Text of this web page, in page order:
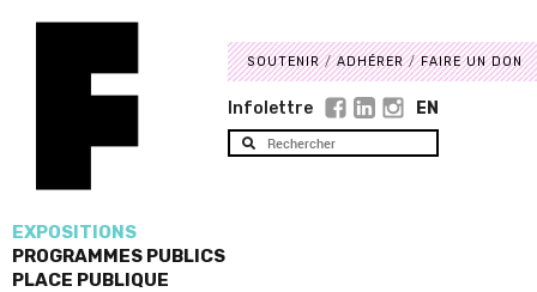
EXPOSITIONS
PROGRAMMES PUBLICS
PLACE PUBLIQUE
SOUTENIR ADHÉRER FAIRE UN DON
Infolettre EN